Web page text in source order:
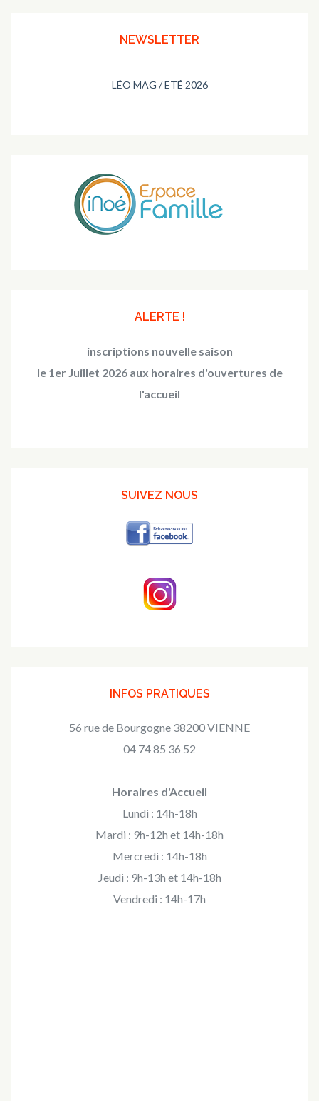
NEWSLETTER
LÉO MAG / ETÉ 2026
ALERTE !
inscriptions nouvelle saison
le 1er Juillet 2026 aux horaires d'ouvertures de
l'accueil
SUIVEZ NOUS
INFOS PRATIQUES
56 rue de Bourgogne 38200 VIENNE
04 74 85 36 52
Horaires d'Accueil
Lundi : 14h-18h
Mardi : 9h-12h et 14h-18h
Mercredi : 14h-18h
Jeudi : 9h-13h et 14h-18h
Vendredi : 14h-17h